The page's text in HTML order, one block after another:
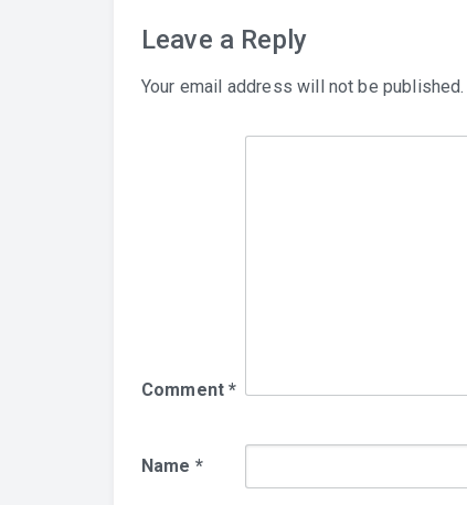
Leave a Reply
Your email address will not be published.
Comment*
Name *